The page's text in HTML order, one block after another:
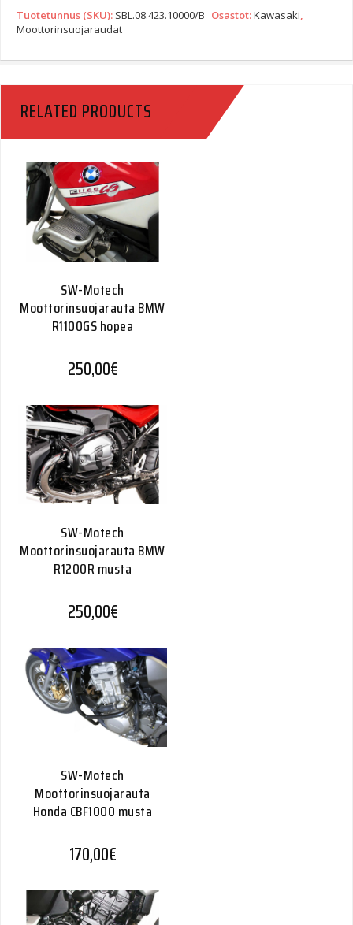
(06-
08),
Quantity
Tuotetunnus (SKU): SBL.08.423.10000/B Osastot:Kawasaki,
Moottorinsuojaraudat
RELATED PRODUCTS
SW-Motech
Moottorinsuojarauta BMW
R1100GS hopea
250,00€
SW-Motech
Moottorinsuojarauta BMW
R1200R musta
250,00€
SW-Motech
Moottorinsuojarauta
Honda CBF1000 musta
170,00€